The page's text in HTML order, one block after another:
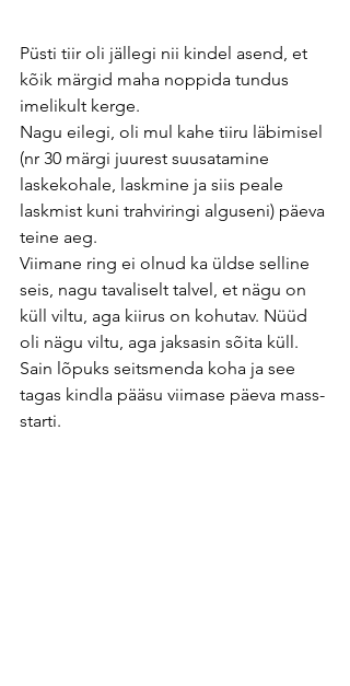
Püsti tiir oli jällegi nii kindel asend, et
kõik märgid maha noppida tundus
imelikult kerge.
Nagu eilegi, oli mul kahe tiiru läbimisel
(nr 30 märgi juurest suusatamine
laskekohale, laskmine ja siis peale
laskmist kuni trahviringi alguseni) päeva
teine aeg.
Viimane ring ei olnud ka üldse selline
seis, nagu tavaliselt talvel, et nägu on
küll viltu, aga kiirus on kohutav. Nüüd
oli nägu viltu, aga jaksasin sõita küll.
Sain lõpuks seitsmenda koha ja see
tagas kindla pääsu viimase päeva mass-
starti.